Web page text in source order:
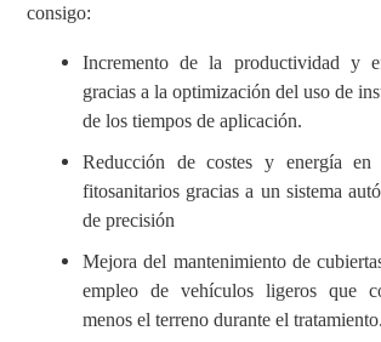
consigo:
Incremento de la productividad y
gracias a la optimización del uso de
de los tiempos de aplicación.
Reducción de costes y energía
fitosanitarios gracias a un sistema
de precisión
Mejora del mantenimiento de
empleo de vehículos ligeros que
menos el terreno durante el tratamiento.